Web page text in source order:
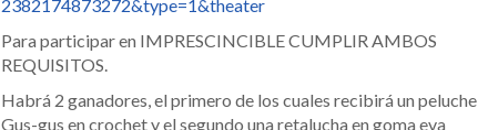
2382174873272&type=1&theater
Para participar en IMPRESCINCIBLE CUMPLIR AMBOS
REQUISITOS.
Habrá 2 ganadores, el primero de los cuales recibirá un peluche
Gus-gus en crochet y el segundo una retalucha en goma eva